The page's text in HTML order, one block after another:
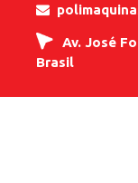
Av. José
Brasil